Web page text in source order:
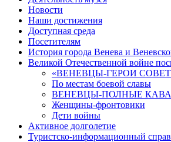
Новости
Наши достижения
Доступная среда
Посетителям
История города Венева и
Великой Отечественной войне
«ВЕНЕВЦЫ-ГЕРОИ
По местам боевой славы
ВЕНЕВЦЫ-ПОЛНЫЕ
Женщины-фронтовики
Дети войны
Активное долголетие
Туристско-информационный